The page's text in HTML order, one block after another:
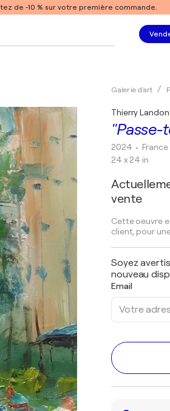
de -10 % sur votre première commande.
Galerie d'art
"Passe-
Thierry Landon
2024 • France
24 x 24 in
vente
Cette oeuvre
client, pour
Soyez
nouveau
Email